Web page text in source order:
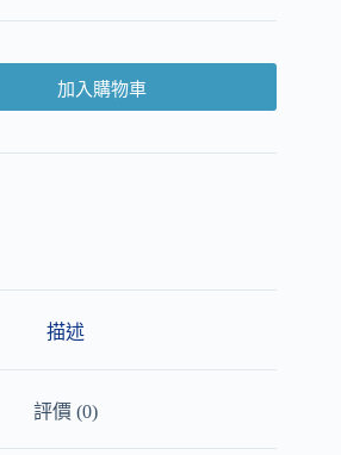
加入購物車
描述
評價 (0)